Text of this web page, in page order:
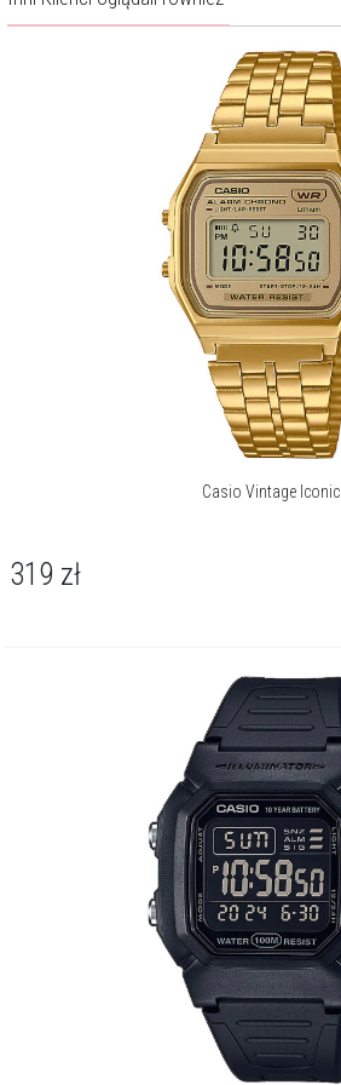
Casio Vintage Iconic
319 zł